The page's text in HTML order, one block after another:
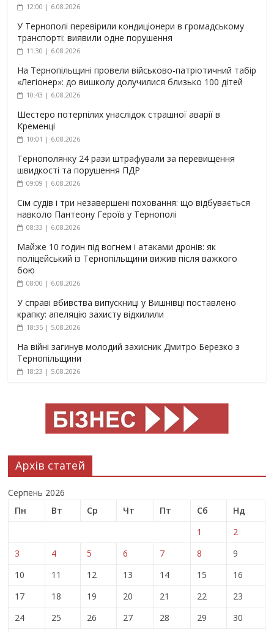
12:00 | 6.08.2026
У Тернополі перевірили кондиціонери в громадському
транспорті: виявили одне порушення
11:30 | 6.08.2026
На Тернопільщині провели військово-патріотичний табір
«Легіонер»: до вишколу долучилися близько 100 дітей
10:43 | 6.08.2026
Шестеро потерпілих унаслідок страшної аварії в
Кременці
10:01 | 6.08.2026
Тернополянку 24 рази штрафували за перевищення
швидкості та порушення ПДР
09:09 | 6.08.2026
Сім судів і три незавершені поховання: що відбувається
навколо Пантеону Героїв у Тернополі
08:33 | 6.08.2026
Майже 10 годин під вогнем і атаками дронів: як
поліцейський із Тернопільщини вижив після важкого
бою
08:00 | 6.08.2026
У справі вбивства випускниці у Вишнівці поставлено
крапку: апеляцію захисту відхилили
18:35 | 5.08.2026
На війні загинув молодий захисник Дмитро Березко з
Тернопільщини
18:23 | 5.08.2026
Архів статей
Серпень 2026
Пн
Вт Ср Чт Пт Сб
Нд
1
2
3
4 5 6 7 8
9
10
11 12 13 14 15
16
17
18 19 20 21 22
23
24
25 26 27 28 29
30